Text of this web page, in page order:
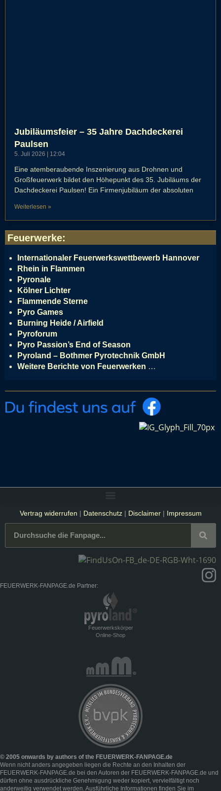
Jubiläumsfeier – 35 Jahre Dachdeckerei
Paulsen
5. Juli 2026 12:04
Eine atemberaubende Inszenierung aus Drohnen und
Großfeuerwerk bildet den Höhepunkt des 35. Jubiläums der
Dachdeckerei Paulsen! Ein Firmenjubiläum der absoluten
Weiterlesen »
Feuerwerke:
Internationaler Feuerwerkswettbewerb Hannover
Rhein in Flammen
Pyronale
Kölner Lichter
Flammende Sterne
Pyro Games
Burning Heide / Airfield
Pyroforum
Pyro Passion’s End of Season
Pyroland – Bothmer Pyrotechnik GmbH
Weitere Berichte von Feuerwerken …
Vertrag widerrufen | Datenschutz| Disclaimer| Impressum
FEUERWERK-FANPAGE.de Partner:
Feuerwerkskörper
Online-Shop
© 2005 onwards by authors of the FEUERWERK-FANPAGE.de
Wenn nicht anders angegeben liegen die Rechte an den Inhalten der
FEUERWERK-FANPAGE.de bei den Autoren der FEUERWERK-FANPAGE.de und
dürfen ohne ausdrückliche Genehmigung weder kopiert, vervielfältigt noch
anderweitig verwendet werden. Ausführliche Informationen finden Sie im